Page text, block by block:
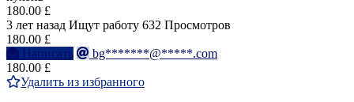
180.00 £
3 лет назад Ищут работу 632 Просмотров
180.00 £
Написать
bg*******@*****.com
180.00 £
Удалить из избранного